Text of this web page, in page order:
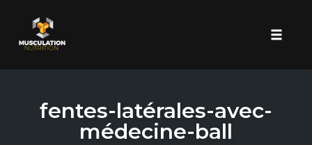
fentes-latérales-avec-
médecine-ball